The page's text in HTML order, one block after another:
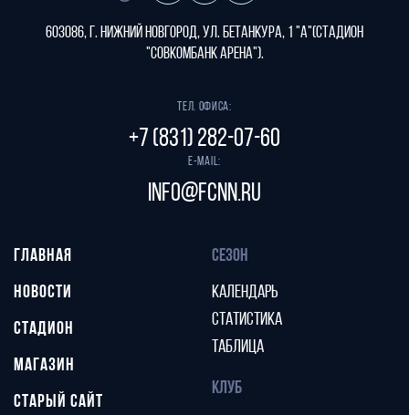
603086, г. Нижний Новгород, ул. Бетанкура, 1 "А"(стадион
"СОВКОМБАНК АРЕНА").
Тел. офиса:
+7 (831) 282-07-60
E-mail:
info@fcnn.ru
ГЛАВНАЯ
НОВОСТИ
СТАДИОН
МАГАЗИН
СТАРЫЙ САЙТ
СЕЗОН
КАЛЕНДАРЬ
СТАТИСТИКА
ТАБЛИЦА
КЛУБ